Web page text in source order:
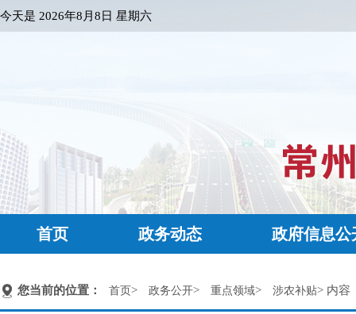
今天是 2026年8月8日 星期六
首页 政务动态 政府信息公
您当前的位置： 首页> 政务公开> 重点领域> 涉农补贴> 内容